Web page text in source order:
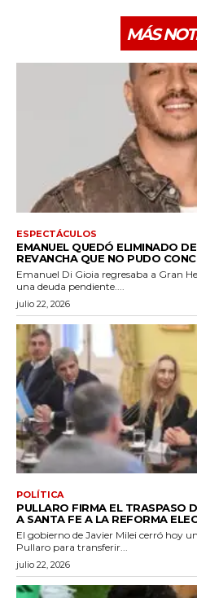
MÁS
ESPECTÁCULOS
EMANUEL QUEDÓ ELIMINADO
REVANCHA QUE NO PUDO
Emanuel Di Gioia regresaba a Gran
una deuda pendiente....
julio 22, 2026
POLÍTICA
PULLARO FIRMA EL TRASPASO
A SANTA FE A LA REFORMA
El gobierno de Javier Milei cerró hoy
Pullaro para transferir...
julio 22, 2026